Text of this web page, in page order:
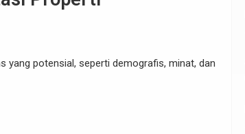
yang potensial, seperti demografis, minat, dan